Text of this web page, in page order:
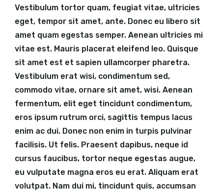
Vestibulum tortor quam, feugiat vitae, ultricies
eget, tempor sit amet, ante. Donec eu libero sit
amet quam egestas semper. Aenean ultricies mi
vitae est. Mauris placerat eleifend leo. Quisque
sit amet est et sapien ullamcorper pharetra.
Vestibulum erat wisi, condimentum sed,
commodo vitae, ornare sit amet, wisi. Aenean
fermentum, elit eget tincidunt condimentum,
eros ipsum rutrum orci, sagittis tempus lacus
enim ac dui. Donec non enim in turpis pulvinar
facilisis. Ut felis. Praesent dapibus, neque id
cursus faucibus, tortor neque egestas augue,
eu vulputate magna eros eu erat. Aliquam erat
volutpat. Nam dui mi, tincidunt quis, accumsan